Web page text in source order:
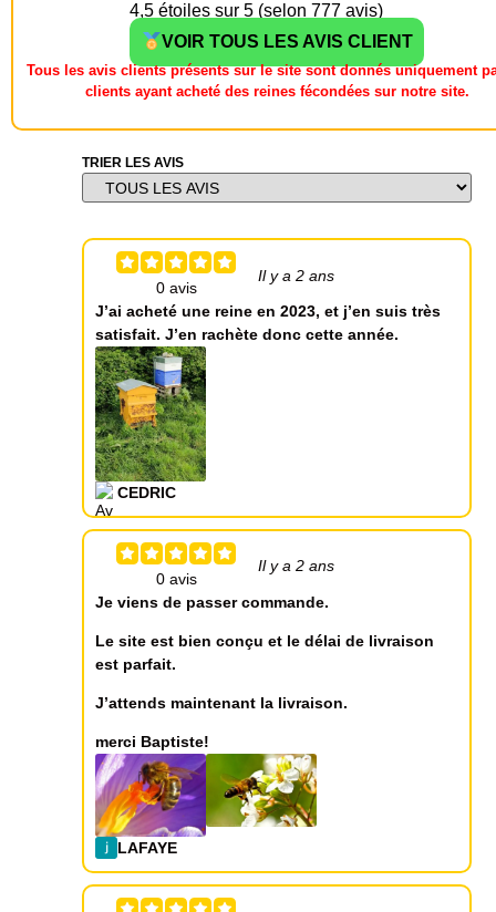
4,5 étoiles sur 5 (selon 777 avis)
VOIR TOUS LES AVIS CLIENT
Tous les avis clients présents sur le site sont donnés uniquement
clients ayant acheté des reines fécondées sur notre site.
TRIER LES AVIS
Il y a 2 ans
J’ai acheté une reine en 2023, et j’en suis très
satisfait. J’en rachète donc cette année.
CEDRIC
Il y a 2 ans
Je viens de passer commande.
Le site est bien conçu et le délai de livraison
est parfait.
J’attends maintenant la livraison.
merci Baptiste!
LAFAYE